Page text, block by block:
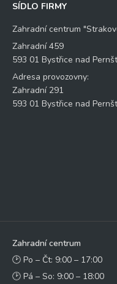
SÍDLO FIRMY
Zahradní centrum
Zahradní 459
593 01 Bystřice nad
Adresa provozovny:
Zahradní 291
593 01 Bystřice nad
Zahradní centrum
🕑 Po – Čt: 9:00 – 17:00
🕑 Pá – So: 9:00 – 18:00